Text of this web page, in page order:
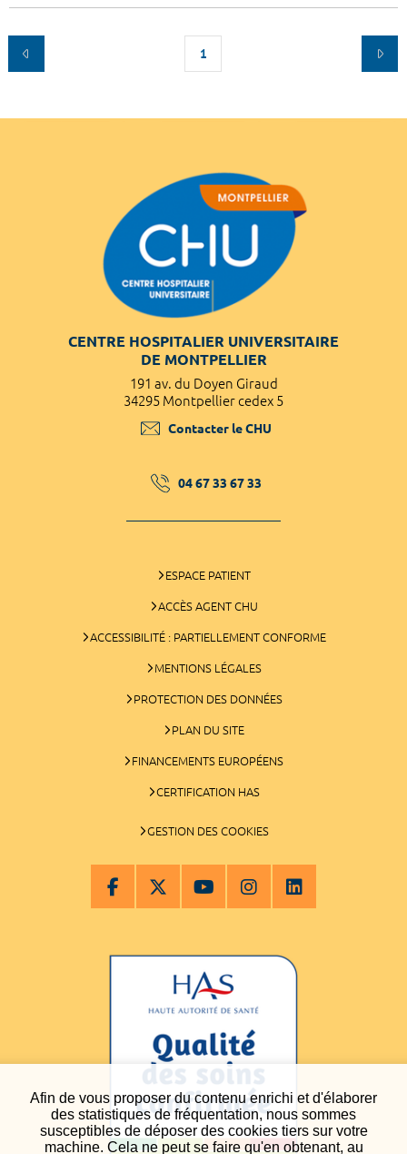
Afin de vous proposer du contenu enrichi et d'élaborer
des statistiques de fréquentation, nous sommes
susceptibles de déposer des cookies tiers sur votre
machine. Cela ne peut se faire qu'en obtenant, au
1
CENTRE HOSPITALIER UNIVERSITAIRE
DE MONTPELLIER
191 av. du Doyen Giraud
34295 Montpellier cedex 5
Contacter le CHU
04 67 33 67 33
ESPACE PATIENT
ACCÈS AGENT CHU
ACCESSIBILITÉ : PARTIELLEMENT CONFORME
MENTIONS LÉGALES
PROTECTION DES DONNÉES
PLAN DU SITE
FINANCEMENTS EUROPÉENS
CERTIFICATION HAS
GESTION DES COOKIES